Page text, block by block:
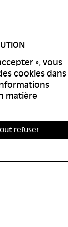
», vous
cookies dans
matière
refuser